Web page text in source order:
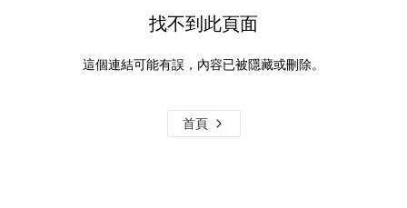
找不到此頁面
這個連結可能有誤，內容已被隱藏或刪除。
首頁